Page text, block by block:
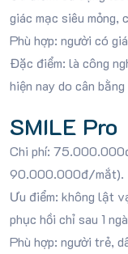
giác mạc siêu mỏng,
Phù hợp: người có
Đặc điểm: là công
hiện nay do cân
SMILE Pro
Chi phí:
90.000.000đ/mắt).
Ưu điểm: không lật
phục hồi chỉ sau 1
Phù hợp: người trẻ,